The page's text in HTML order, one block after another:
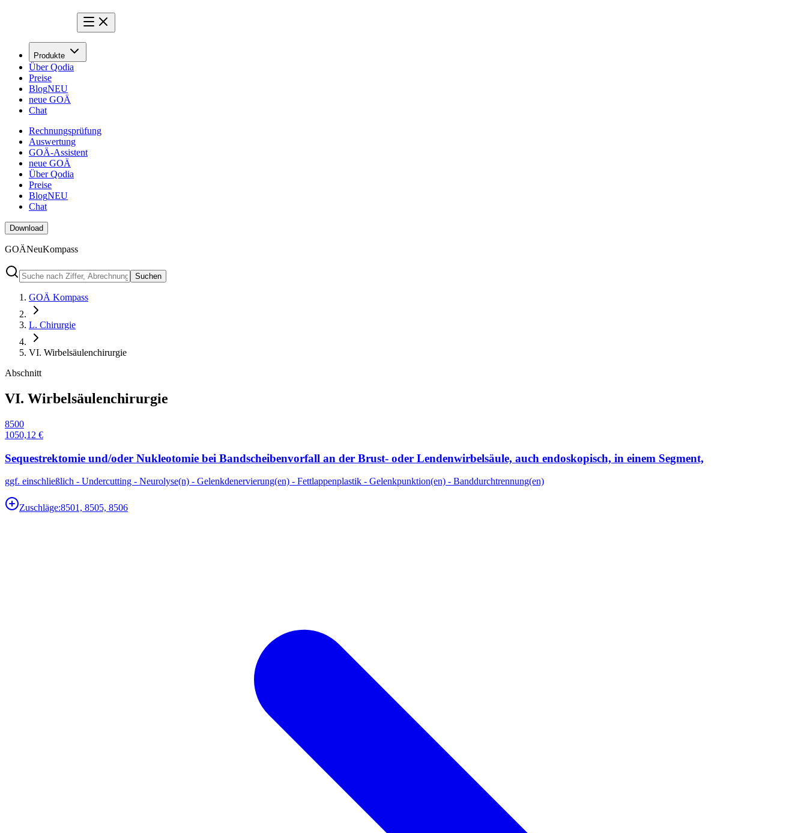
Produkte
Über Qodia
Preise
BlogNEU
neue GOÄ
Chat
Rechnungsprüfung
Auswertung
GOÄ-Assistent
neue GOÄ
Über Qodia
Preise
BlogNEU
Chat
Download
GOÄNeuKompass
Suchen
GOÄ Kompass
L. Chirurgie
VI. Wirbelsäulenchirurgie
Abschnitt
VI. Wirbelsäulenchirurgie
8500
1050,12 €
Sequestrektomie und/oder Nukleotomie bei Bandscheibenvorfall an der Brust- oder Lendenwirbelsäule, auch endoskopisch, in einem Segment,
ggf. einschließlich - Undercutting - Neurolyse(n) - Gelenkdenervierung(en) - Fettlappenplastik - Gelenkpunktion(en) - Banddurchtrennung(en)
Zuschläge:8501, 8505, 8506